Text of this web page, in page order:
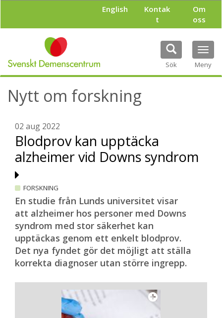
l
English
Kontak
t
Om
oss
Sök Meny
Nytt om forskning
02 aug 2022
Blodprov kan upptäcka
alzheimer vid Downs syndrom
FORSKNING
En studie från Lunds universitet visar
att alzheimer hos personer med Downs
syndrom med stor säkerhet kan
upptäckas genom ett enkelt blodprov.
Det nya fyndet gör det möjligt att ställa
korrekta diagnoser utan större ingrepp.